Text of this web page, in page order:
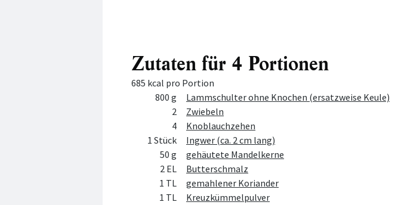
Zutaten für 4 Portionen
685 kcal pro Portion
MengeZutat
800 g
Lammschulter ohne Knochen (ersatzweise Keule)
2
Zwiebeln
4
Knoblauchzehen
1 Stück
Ingwer (ca. 2 cm lang)
50 g
gehäutete Mandelkerne
2 EL
Butterschmalz
1 TL
gemahlener Koriander
1 TL
Kreuzkümmelpulver